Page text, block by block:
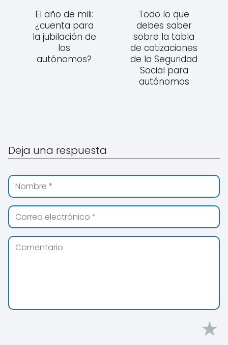
El año de mili:
¿cuenta para
la jubilación de
los
autónomos?
Todo lo que
debes saber
sobre la tabla
de cotizaciones
de la Seguridad
Social para
autónomos
Deja una respuesta
★